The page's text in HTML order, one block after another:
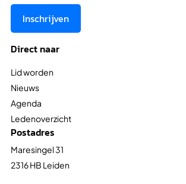
Inschrijven
Direct naar
Lid worden
Nieuws
Agenda
Ledenoverzicht
Postadres
Maresingel 31
2316 HB Leiden